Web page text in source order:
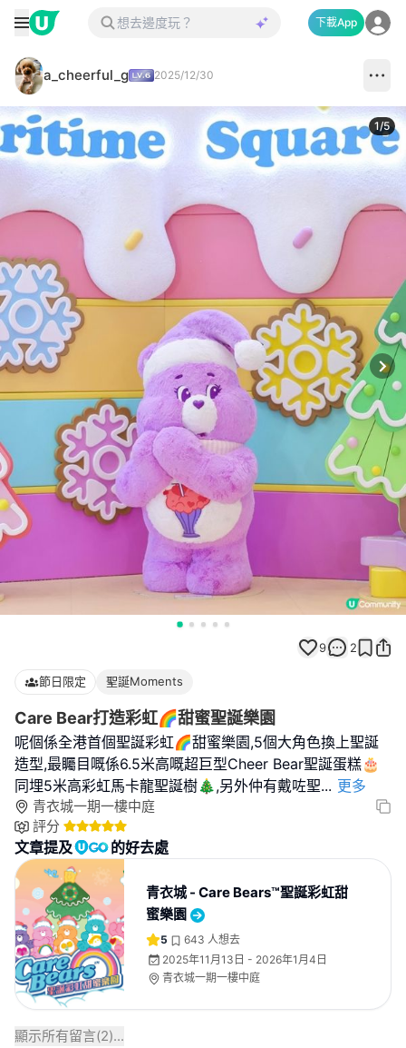
下載App
a_cheerful_g 2025/12/30
1/5
9 2
節日限定 聖誕Moments
Care Bear打造彩虹🌈甜蜜聖誕樂園
呢個係全港首個聖誕彩虹🌈甜蜜樂園,5個大角色換上聖誕
造型,最矚目嘅係6.5米高嘅超巨型Cheer Bear聖誕蛋糕🎂
同埋5米高彩虹馬卡龍聖誕樹🎄,另外仲有戴咗聖... 更多
青衣城一期一樓中庭
評分
文章提及 的好去處
青衣城 - Care Bears™聖誕彩虹甜
蜜樂園
5 643 人想去
2025年11月13日 - 2026年1月4日
青衣城一期一樓中庭
顯示所有留言(2)...